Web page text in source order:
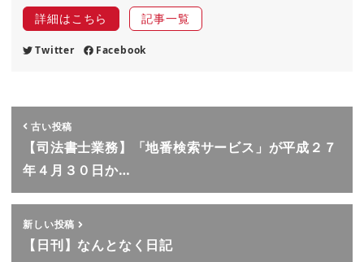
詳細はこちら 記事一覧
Twitter Facebook
古い投稿
【司法書士業務】「地番検索サービス」が平成２７
年４月３０日か…
新しい投稿
【日刊】なんとなく日記